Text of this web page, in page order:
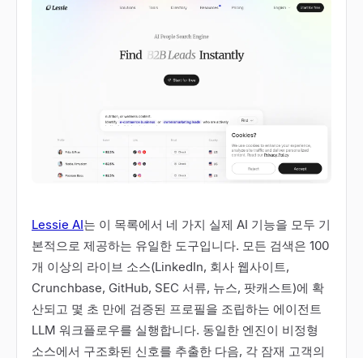
Lessie AI는 이 목록에서 네 가지 실제 AI 기능을 모두 기
본적으로 제공하는 유일한 도구입니다. 모든 검색은 100
개 이상의 라이브 소스(LinkedIn, 회사 웹사이트,
Crunchbase, GitHub, SEC 서류, 뉴스, 팟캐스트)에 확
산되고 몇 초 만에 검증된 프로필을 조립하는 에이전트
LLM 워크플로우를 실행합니다. 동일한 엔진이 비정형
소스에서 구조화된 신호를 추출한 다음, 각 잠재 고객의